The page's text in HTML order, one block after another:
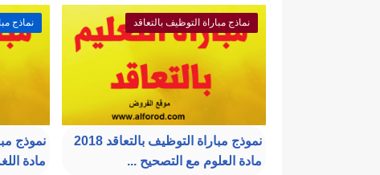
نماذج مباراة التوظيف بالتعاقد
نموذج مباراة التوظيف بالتعاقد 2018
مادة العلوم مع التصحيح ...
نماذج
مادة